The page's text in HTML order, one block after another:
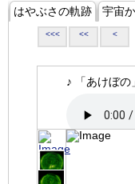
はやぶさの軌跡 宇宙
<<< << <
♪ 「あけぼの」